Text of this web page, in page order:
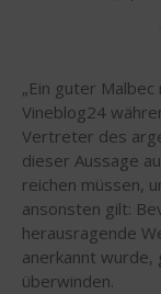
„Ein guter
Vineblog24
Vertreter des
dieser Aussage
reichen müssen,
ansonsten gilt:
herausragende
anerkannt wurde,
überwinden.